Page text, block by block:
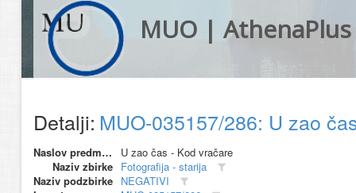
MUO | AthenaPlus
Detalji: MUO-035157/286: U zao
Naslov predmeta
U zao čas - Kod vračare
Naziv zbirke Fotografija - starija
Naziv podzbirke NEGATIVI